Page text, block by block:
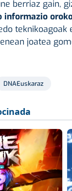
berriaz gain,
informazio
joatea
DNAEuskaraz